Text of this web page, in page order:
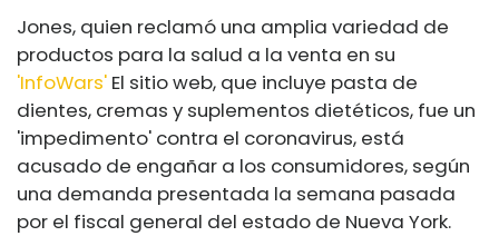
Jones, quien reclamó una amplia variedad de
productos para la salud a la venta en su
'InfoWars' El sitio web, que incluye pasta de
dientes, cremas y suplementos dietéticos, fue un
'impedimento' contra el coronavirus, está
acusado de engañar a los consumidores, según
una demanda presentada la semana pasada
por el fiscal general del estado de Nueva York.